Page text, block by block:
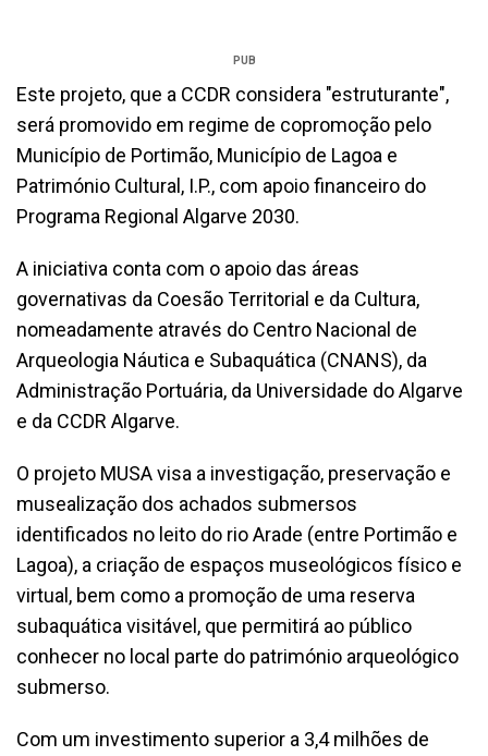
PUB
Este projeto, que a CCDR considera "estruturante",
será promovido em regime de copromoção pelo
Município de Portimão, Município de Lagoa e
Património Cultural, I.P., com apoio financeiro do
Programa Regional Algarve 2030.
A iniciativa conta com o apoio das áreas
governativas da Coesão Territorial e da Cultura,
nomeadamente através do Centro Nacional de
Arqueologia Náutica e Subaquática (CNANS), da
Administração Portuária, da Universidade do Algarve
e da CCDR Algarve.
O projeto MUSA visa a investigação, preservação e
musealização dos achados submersos
identificados no leito do rio Arade (entre Portimão e
Lagoa), a criação de espaços museológicos físico e
virtual, bem como a promoção de uma reserva
subaquática visitável, que permitirá ao público
conhecer no local parte do património arqueológico
submerso.
Com um investimento superior a 3,4 milhões de